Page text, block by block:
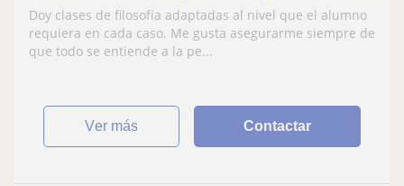
Doy clases de filosofía adaptadas al nivel que el alumno
requiera en cada caso. Me gusta asegurarme siempre de
que todo se entiende a la pe...
ver más Contactar